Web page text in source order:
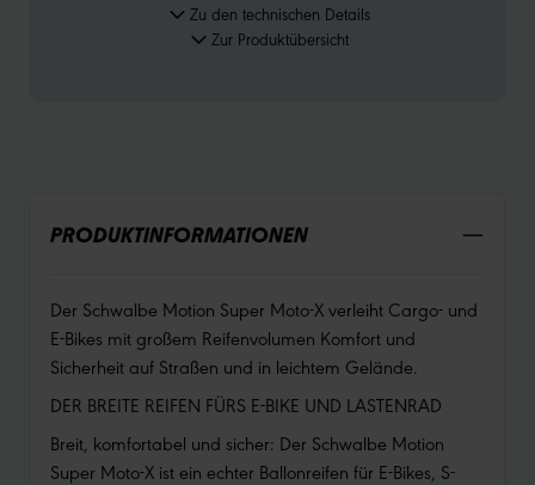
Zu den technischen Details
Zur Produktübersicht
PRODUKTINFORMATIONEN
Der Schwalbe Motion Super Moto-X verleiht Cargo- und
E-Bikes mit großem Reifenvolumen Komfort und
Sicherheit auf Straßen und in leichtem Gelände.
DER BREITE REIFEN FÜRS E-BIKE UND LASTENRAD
Breit, komfortabel und sicher: Der Schwalbe Motion
Super Moto-X ist ein echter Ballonreifen für E-Bikes, S-